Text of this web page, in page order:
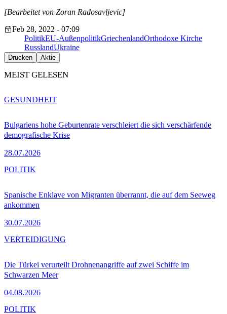
[Bearbeitet von Zoran Radosavljevic]
Feb 28, 2022 - 07:09
PolitikEU-AußenpolitikGriechenlandOrthodoxe Kirche
RusslandUkraine
Drucken Aktie
MEIST GELESEN
Bulgariens hohe Geburtenrate verschleiert die sich verschärfende
demografische Krise
28.07.2026
GESUNDHEIT
Spanische Enklave von Migranten überrannt, die auf dem Seeweg
ankommen
30.07.2026
POLITIK
Die Türkei verurteilt Drohnenangriffe auf zwei Schiffe im
Schwarzen Meer
04.08.2026
VERTEIDIGUNG
POLITIK